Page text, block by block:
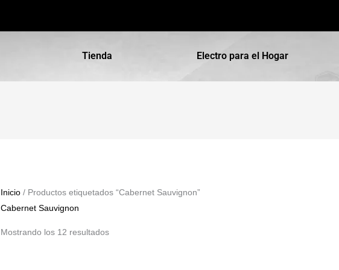
Tienda Electro para el Hogar
Inicio / Productos etiquetados “Cabernet Sauvignon”
Cabernet Sauvignon
Mostrando los 12 resultados